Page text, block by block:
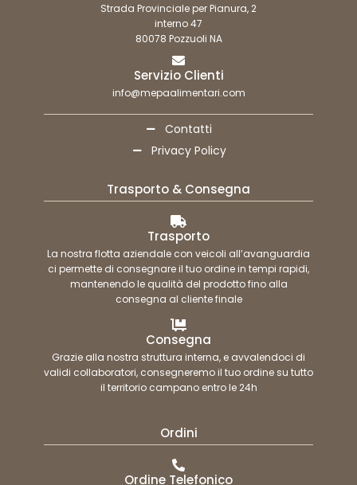
Strada Provinciale per Pianura, 2
interno 47
80078 Pozzuoli NA
Servizio Clienti
info@mepaalimentari.com
Contatti
Privacy Policy
Trasporto & Consegna
Trasporto
La nostra flotta aziendale con veicoli all’avanguardia
ci permette di consegnare il tuo ordine in tempi rapidi,
mantenendo le qualità del prodotto fino alla
consegna al cliente finale
Consegna
Grazie alla nostra struttura interna, e avvalendoci di
validi collaboratori, consegneremo il tuo ordine su tutto
il territorio campano entro le 24h
Ordini
Ordine Telefonico